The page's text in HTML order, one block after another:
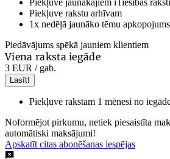
Piekļuve rakstu arhīvam
1x nedēļā jaunāko tēmu
Piedāvājums spēkā jauniem klientiem
Viena raksta iegāde
3 EUR / gab.
Lasīt!
Piekļuve rakstam 1 mēnesi no
Noformējot pirkumu, netiek piesaistīta
automātiski maksājumi!
Apskatīt citas abonēšanas iespējas